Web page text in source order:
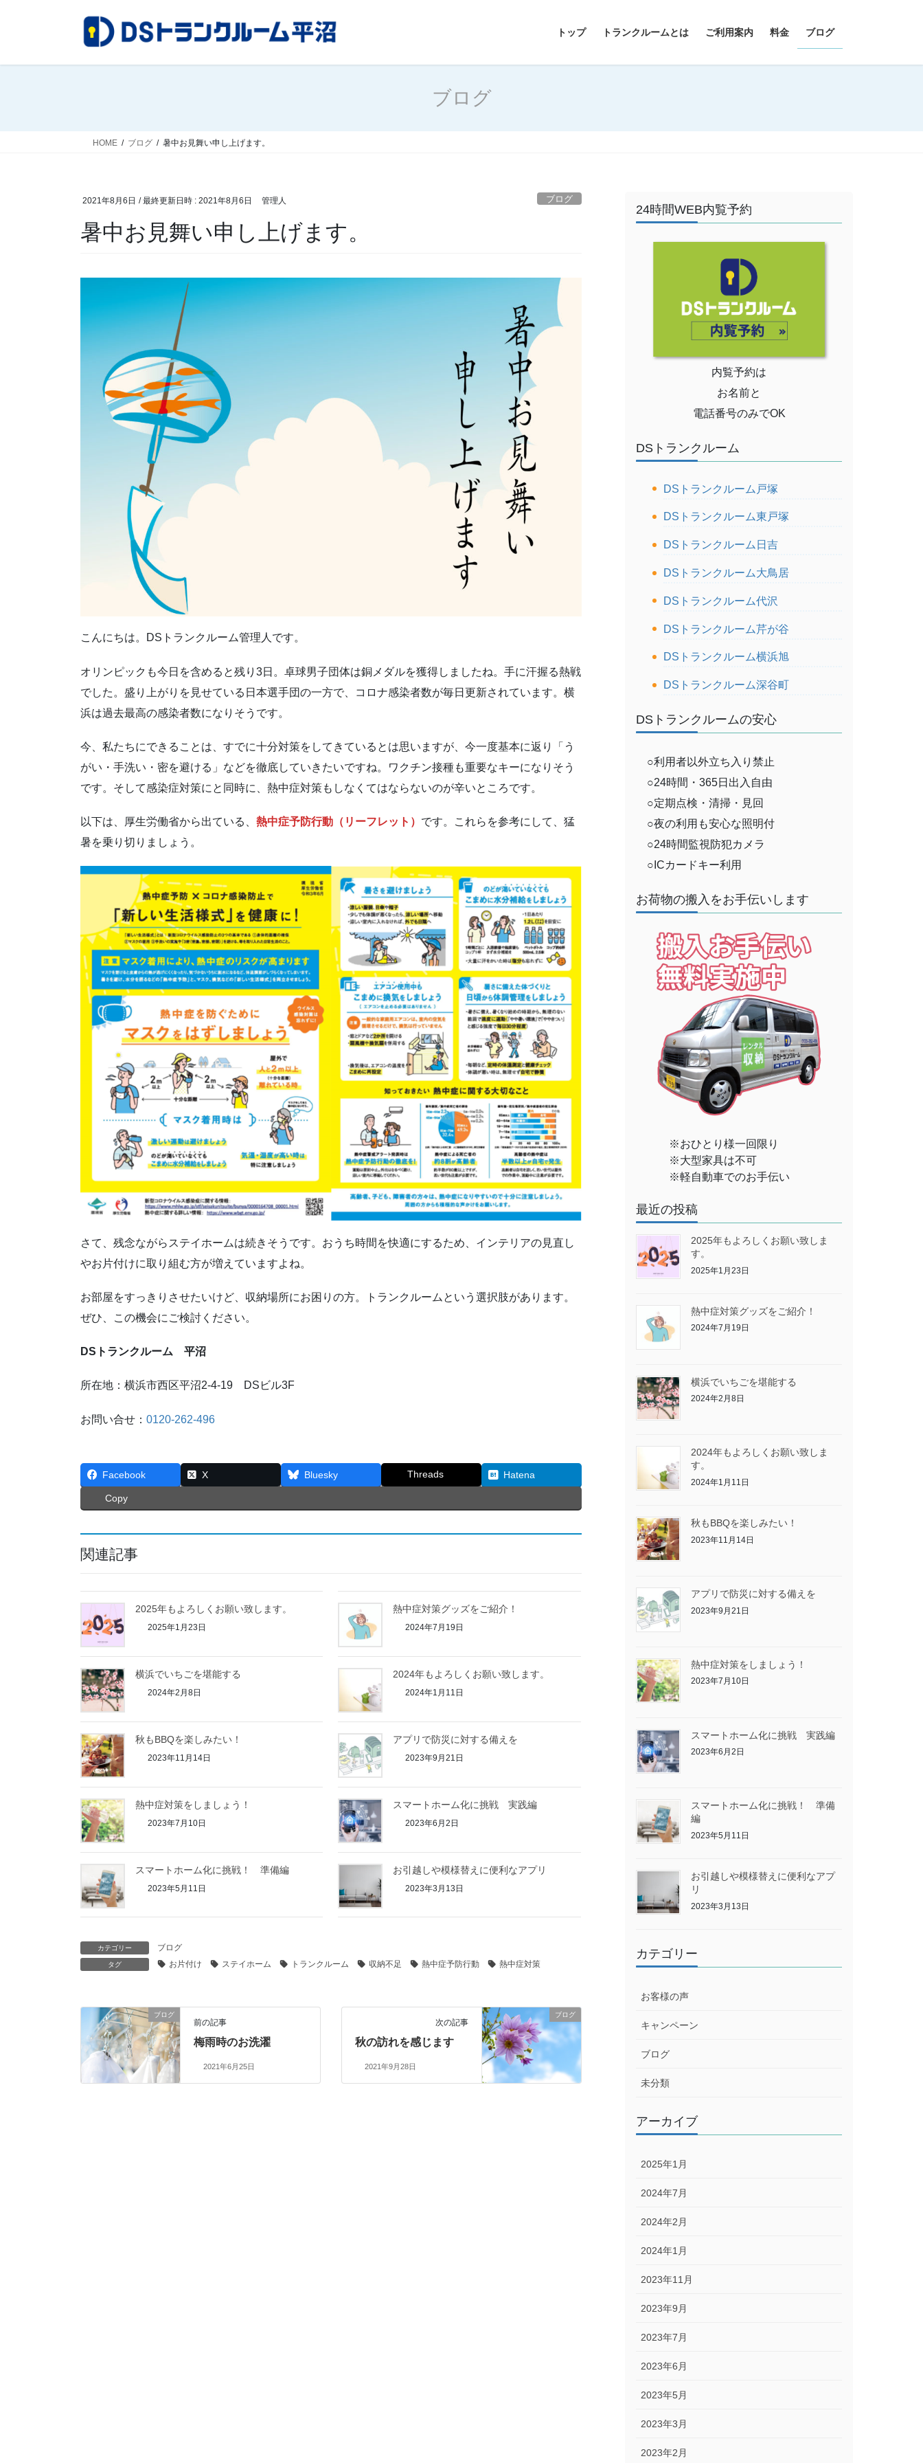
トップ トランクルームとは ご利用案内 料金 ブログ
ブログ
HOME ブログ 暑中お見舞い申し上げます。
2021年8月6日 / 最終更新日時 : 2021年8月6日 管理人 ブログ
暑中お見舞い申し上げます。
こんにちは。DSトランクルーム管理人です。
オリンピックも今日を含めると残り3日。卓球男子団体は銅メダルを獲得しましたね。手に汗握る熱戦
でした。盛り上がりを見せている日本選手団の一方で、コロナ感染者数が毎日更新されています。横
浜は過去最高の感染者数になりそうです。
今、私たちにできることは、すでに十分対策をしてきているとは思いますが、今一度基本に返り「う
がい・手洗い・密を避ける」などを徹底していきたいですね。ワクチン接種も重要なキーになりそう
です。そして感染症対策にと同時に、熱中症対策もしなくてはならないのが辛いところです。
以下は、厚生労働省から出ている、 熱中症予防行動（リーフレット） です。これらを参考にして、猛
暑を乗り切りましょう。
さて、残念ながらステイホームは続きそうです。おうち時間を快適にするため、インテリアの見直し
やお片付けに取り組む方が増えていますよね。
お部屋をすっきりさせたいけど、収納場所にお困りの方。トランクルームという選択肢があります。
ぜひ、この機会にご検討ください。
DSトランクルーム 平沼
所在地：横浜市西区平沼2-4-19 DSビル3F
お問い合せ： 0120-262-496
Facebook X Bluesky Threads Hatena
Copy
関連記事
2025年もよろしくお願い致します。
2025年1月23日
熱中症対策グッズをご紹介！
2024年7月19日
横浜でいちごを堪能する
2024年2月8日
2024年もよろしくお願い致します。
2024年1月11日
秋もBBQを楽しみたい！
2023年11月14日
アプリで防災に対する備えを
2023年9月21日
熱中症対策をしましょう！
2023年7月10日
スマートホーム化に挑戦 実践編
2023年6月2日
スマートホーム化に挑戦！ 準備編
2023年5月11日
お引越しや模様替えに便利なアプリ
2023年3月13日
カテゴリー ブログ
タグ お片付け ステイホーム トランクルーム 収納不足 熱中症予防行動 熱中症対策
ブログ
前の記事
梅雨時のお洗濯
2021年6月25日
ブログ
次の記事
秋の訪れを感じます
2021年9月28日
24時間WEB内覧予約
内覧予約は
お名前と
電話番号のみでOK
DSトランクルーム
DSトランクルーム戸塚
DSトランクルーム東戸塚
DSトランクルーム日吉
DSトランクルーム大鳥居
DSトランクルーム代沢
DSトランクルーム芹が谷
DSトランクルーム横浜旭
DSトランクルーム深谷町
DSトランクルームの安心
○利用者以外立ち入り禁止
○24時間・365日出入自由
○定期点検・清掃・見回
○夜の利用も安心な照明付
○24時間監視防犯カメラ
○ICカードキー利用
お荷物の搬入をお手伝いします
※おひとり様一回限り
※大型家具は不可
※軽自動車でのお手伝い
最近の投稿
2025年もよろしくお願い致しま
す。
2025年1月23日
熱中症対策グッズをご紹介！
2024年7月19日
横浜でいちごを堪能する
2024年2月8日
2024年もよろしくお願い致しま
す。
2024年1月11日
秋もBBQを楽しみたい！
2023年11月14日
アプリで防災に対する備えを
2023年9月21日
熱中症対策をしましょう！
2023年7月10日
スマートホーム化に挑戦 実践編
2023年6月2日
スマートホーム化に挑戦！ 準備
編
2023年5月11日
お引越しや模様替えに便利なアプ
リ
2023年3月13日
カテゴリー
お客様の声
キャンペーン
ブログ
未分類
アーカイブ
2025年1月
2024年7月
2024年2月
2024年1月
2023年11月
2023年9月
2023年7月
2023年6月
2023年5月
2023年3月
2023年2月